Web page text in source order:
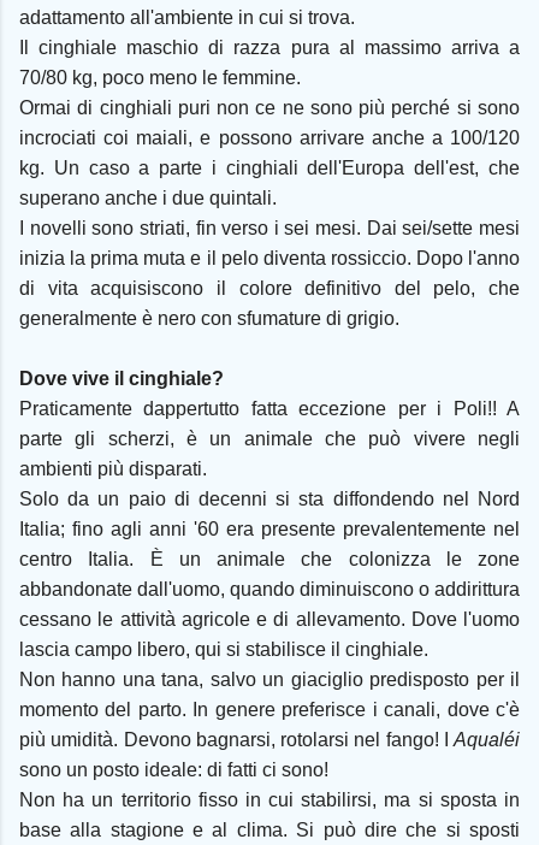
adattamento all'ambiente in cui si trova.
Il cinghiale maschio di razza pura al massimo arriva a
70/80 kg, poco meno le femmine.
Ormai di cinghiali puri non ce ne sono più perché si sono
incrociati coi maiali, e possono arrivare anche a 100/120
kg. Un caso a parte i cinghiali dell'Europa dell'est, che
superano anche i due quintali.
I novelli sono striati, fin verso i sei mesi. Dai sei/sette mesi
inizia la prima muta e il pelo diventa rossiccio. Dopo l'anno
di vita acquisiscono il colore definitivo del pelo, che
generalmente è nero con sfumature di grigio.
Dove vive il cinghiale?
Praticamente dappertutto fatta eccezione per i Poli!! A
parte gli scherzi, è un animale che può vivere negli
ambienti più disparati.
Solo da un paio di decenni si sta diffondendo nel Nord
Italia; fino agli anni '60 era presente prevalentemente nel
centro Italia. È un animale che colonizza le zone
abbandonate dall'uomo, quando diminuiscono o addirittura
cessano le attività agricole e di allevamento. Dove l'uomo
lascia campo libero, qui si stabilisce il cinghiale.
Non hanno una tana, salvo un giaciglio predisposto per il
momento del parto. In genere preferisce i canali, dove c'è
più umidità. Devono bagnarsi, rotolarsi nel fango! I Aqualéi
sono un posto ideale: di fatti ci sono!
Non ha un territorio fisso in cui stabilirsi, ma si sposta in
base alla stagione e al clima. Si può dire che si sposti